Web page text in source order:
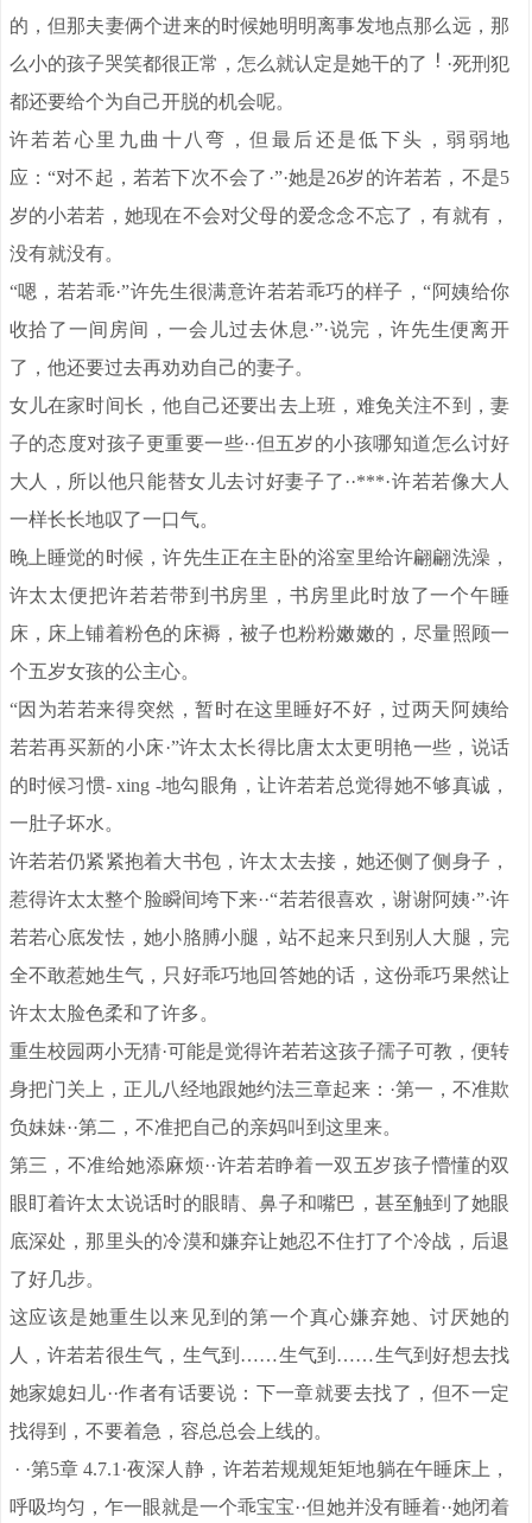
的，但那夫妻俩个进来的时候她明明离事发地点那么远，那
么小的孩子哭笑都很正常，怎么就认定是她干的了
·死刑犯
都还要给个为自己开脱的机会呢。
许若若心里九曲十八弯，但最后还是低下头，弱弱地
应：“对不起，若若下次不会了·”·她是26岁的许若若，不是5
岁的小若若，她现在不会对父母的爱念念不忘了，有就有，
没有就没有。
“嗯，若若乖·”许先生很满意许若若乖巧的样子，“阿姨给你
收拾了一间房间，一会儿过去休息·”·说完，许先生便离开
了，他还要过去再劝劝自己的妻子。
女儿在家时间长，他自己还要出去上班，难免关注不到，妻
子的态度对孩子更重要一些··但五岁的小孩哪知道怎么讨好
大人，所以他只能替女儿去讨好妻子了··***·许若若像大人
一样长长地叹了一口气。
晚上睡觉的时候，许先生正在主卧的浴室里给许翩翩洗澡，
许太太便把许若若带到书房里，书房里此时放了一个午睡
床，床上铺着粉色的床褥，被子也粉粉嫩嫩的，尽量照顾一
个五岁女孩的公主心。
“因为若若来得突然，暂时在这里睡好不好，过两天阿姨给
若若再买新的小床·”许太太长得比唐太太更明艳一些，说话
的时候习惯- xing -地勾眼角，让许若若总觉得她不够真诚，
一肚子坏水。
许若若仍紧紧抱着大书包，许太太去接，她还侧了侧身子，
惹得许太太整个脸瞬间垮下来··“若若很喜欢，谢谢阿姨·”·许
若若心底发怯，她小胳膊小腿，站不起来只到别人大腿，完
全不敢惹她生气，只好乖巧地回答她的话，这份乖巧果然让
许太太脸色柔和了许多。
重生校园两小无猜·可能是觉得许若若这孩子孺子可教，便转
身把门关上，正儿八经地跟她约法三章起来：·第一，不准欺
负妹妹··第二，不准把自己的亲妈叫到这里来。
第三，不准给她添麻烦··许若若睁着一双五岁孩子懵懂的双
眼盯着许太太说话时的眼睛、鼻子和嘴巴，甚至触到了她眼
底深处，那里头的冷漠和嫌弃让她忍不住打了个冷战，后退
了好几步。
这应该是她重生以来见到的第一个真心嫌弃她、讨厌她的
人，许若若很生气，生气到……生气到……生气到好想去找
她家媳妇儿··作者有话要说：下一章就要去找了，但不一定
找得到，不要着急，容总总会上线的。
· ·第5章 4.7.1·夜深人静，许若若规规矩矩地躺在午睡床上，
呼吸均匀，乍一眼就是一个乖宝宝··但她并没有睡着··她闭着